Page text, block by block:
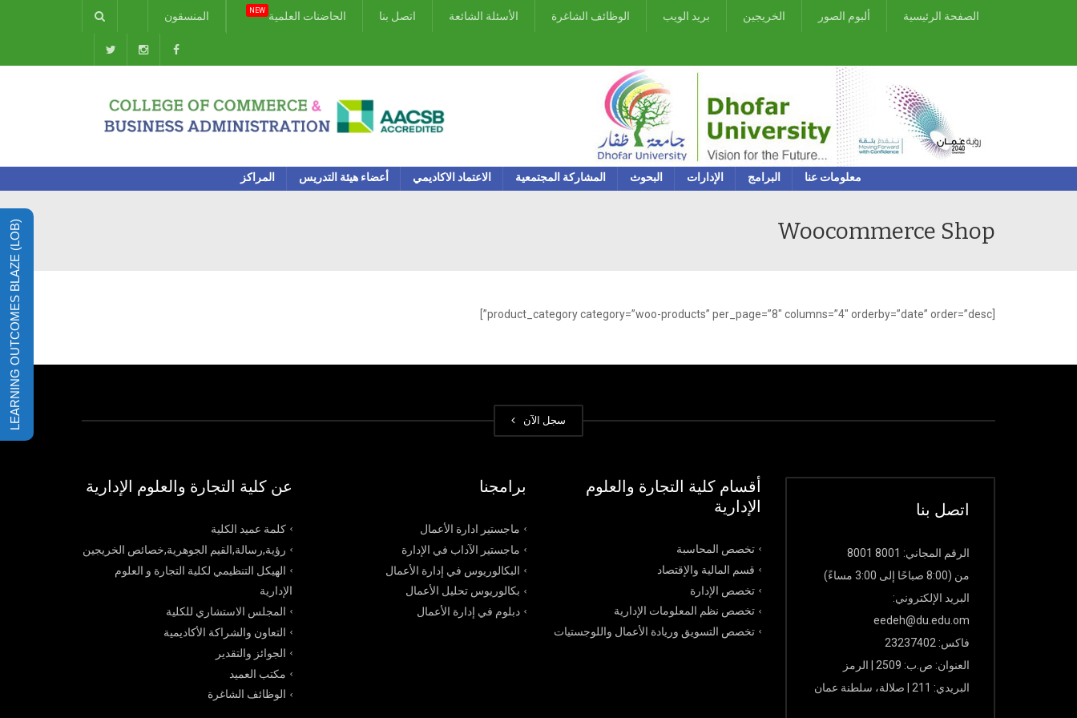
الصفحة الرئيسية ألبوم الصور الخريجين بريد الويب الوظائف الشاغرة الأسئلة الشائعة اتصل بنا الحاضنات العلمية NEW المنسقون
معلومات عنا البرامج الإدارات البحوث المشاركة المجتمعية الاعتماد الاكاديمي أعضاء هيئة التدريس المراكز
Woocommerce Shop
سجل الآن
عن كلية التجارة والعلوم الإدارية
كلمة عميد الكلية
رؤية,رسالة,القيم الجوهرية,خصائص الخريجين
الهيكل التنظيمي لكلية التجارة و العلوم
الإدارية
المجلس الاستشاري للكلية
التعاون والشراكة الأكاديمية
الجوائز والتقدير
مكتب العميد
الوظائف الشاغرة
برامجنا
ماجستير ادارة الأعمال
ماجستير الآداب في الإدارة
البكالوريوس في إدارة الأعمال
بكالوريوس تحليل الأعمال
دبلوم في إدارة الأعمال
أقسام كلية التجارة والعلوم
الإدارية
تخصص المحاسبة
قسم المالية والإقتصاد
تخصص الإدارة
تخصص نظم المعلومات الإدارية
تخصص التسويق وريادة الأعمال واللوجستيات
اتصل بنا
الرقم المجاني: 8001 8001
من (8:00 صباحًا إلى 3:00 مساءً)
البريد الإلكتروني:
eedeh@du.edu.om
فاكس: 23237402
العنوان: ص.ب: 2509 | الرمز
البريدي: 211 | صلالة، سلطنة عمان
LEARNING OUTCOMES BLAZE (LOB)